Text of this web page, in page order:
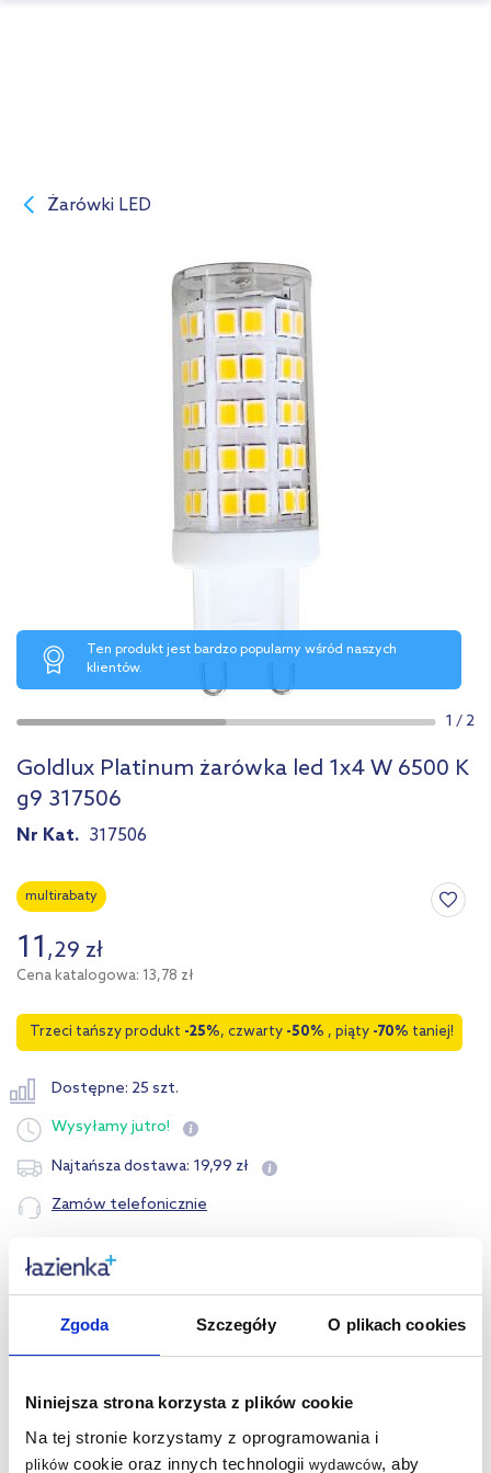
Zgoda Szczegóły O plikach cookies
Niniejsza strona korzysta z plików cookie
Na tej stronie korzystamy z oprogramowania i
plikówcookie oraz innych technologii wydawców, aby
Żarówki LED
Ten produkt jest bardzo popularny wśród naszych
klientów.
1 /2
Goldlux Platinum żarówka led 1x4 W 6500 K
g9 317506
Nr Kat. 317506
multirabaty
11 ,29 zł
Cena katalogowa: 13,78 zł
Trzeci tańszy produkt -25%, czwarty -50% , piąty -70% taniej!
Dostępne: 25 szt.
Wysyłamyjutro!
Najtańsza dostawa: 19,99 zł
Zamów telefonicznie
Opis produktu
Dane techniczne
Kupowane z tym produktem:
Produkty z serii: